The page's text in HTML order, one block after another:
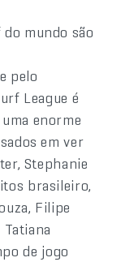
mundo são
e pelo
League é
enorme
em ver
Stephanie
brasileiro,
Filipe
de jogo